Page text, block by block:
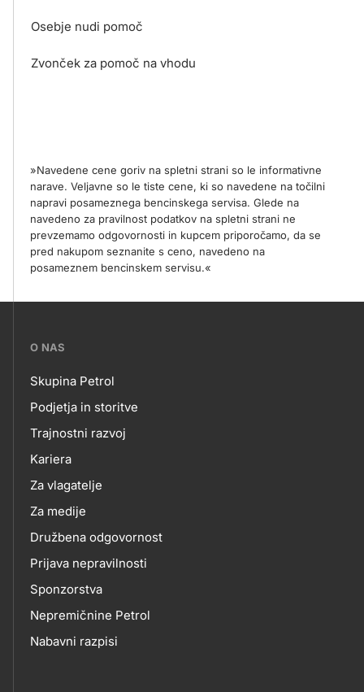
Osebje nudi pomoč
Zvonček za pomoč na vhodu
»Navedene cene goriv na spletni strani so le informativne
narave. Veljavne so le tiste cene, ki so navedene na točilni
napravi posameznega bencinskega servisa. Glede na
navedeno za pravilnost podatkov na spletni strani ne
prevzemamo odgovornosti in kupcem priporočamo, da se
pred nakupom seznanite s ceno, navedeno na
posameznem bencinskem servisu.«
???
skupno.footer-
title???
O NAS
O
NAS
Skupina Petrol
Podjetja in storitve
Trajnostni razvoj
Kariera
Za vlagatelje
Za medije
Družbena odgovornost
Prijava nepravilnosti
Sponzorstva
Nepremičnine Petrol
Nabavni razpisi